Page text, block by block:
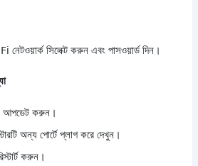
নেটওয়ার্ক সিলেক্ট করুন এবং পাসওয়ার্ড দিন।
আপডেট করুন।
অন্য পোর্টে প্লাগ করে দেখুন।
করুন।